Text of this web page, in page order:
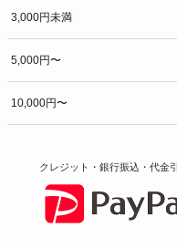
3,000円未満
5,000円〜
10,000円〜
クレジット・銀行振込・代金